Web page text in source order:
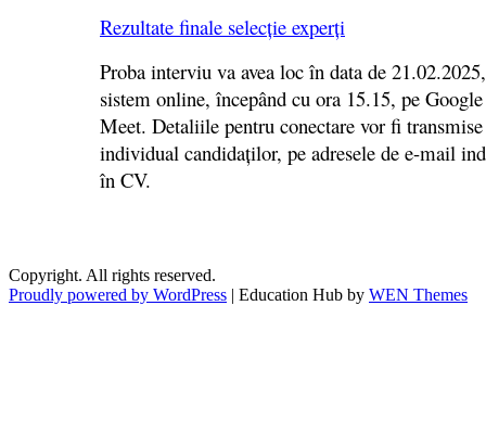
Rezultate finale selecție experți
Proba interviu va avea loc în data de
sistem online, începând cu ora 15.15, pe Google
Meet. Detaliile pentru conectare vor fi transmise
individual candidaților, pe adresele de e-mail
în CV.
Copyright. All rights reserved.
Proudly powered by WordPress | Education Hub by WEN Themes